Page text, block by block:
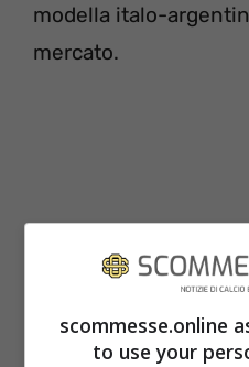
modella italo-
mercato.
scommesse.online
to use your